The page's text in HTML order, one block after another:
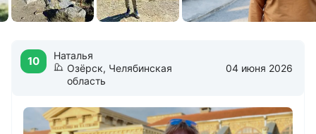
10
Наталья
Озёрск, Челябинская
область
04 июня 2026